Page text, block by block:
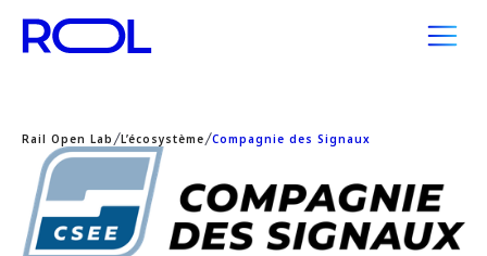
Rail Open Lab L’écosystème Compagnie des Signaux